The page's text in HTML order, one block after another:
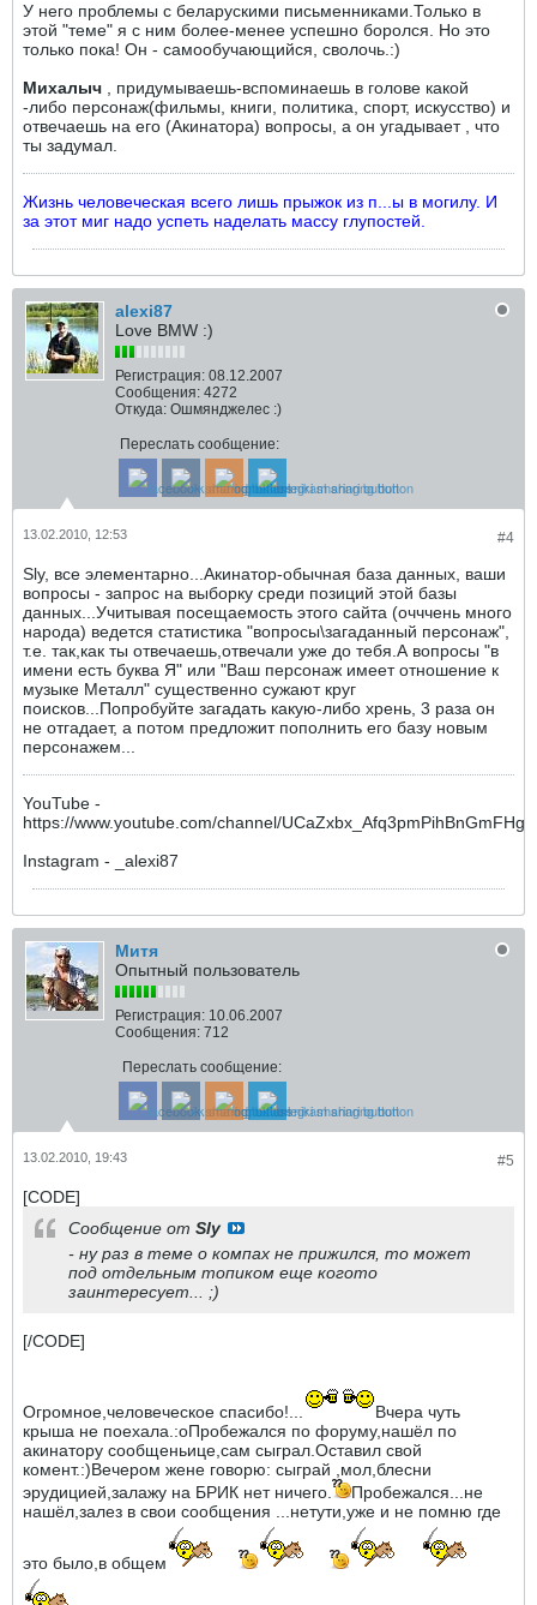
У него проблемы с беларускими письменниками.Только в
этой "теме" я с ним более-менее успешно боролся. Но это
только пока! Он - самообучающийся, сволочь.:)
Михалыч , придумываешь-вспоминаешь в голове какой
-либо персонаж(фильмы, книги, политика, спорт, искусство) и
отвечаешь на его (Акинатора) вопросы, а он угадывает , что
ты задумал.
Жизнь человеческая всего лишь прыжок из п...ы в могилу. И
за этот миг надо успеть наделать массу глупостей.
alexi87
Love BMW :)
Регистрация: 08.12.2007
Сообщения: 4272
Откуда: Ошмянджелес :)
Переслать сообщение:
#4
13.02.2010, 12:53
Sly, все элементарно...Акинатор-обычная база данных, ваши
вопросы - запрос на выборку среди позиций этой базы
данных...Учитывая посещаемость этого сайта (очччень много
народа) ведется статистика "вопросы\загаданный персонаж",
т.е. так,как ты отвечаешь,отвечали уже до тебя.А вопросы "в
имени есть буква Я" или "Ваш персонаж имеет отношение к
музыке Металл" существенно сужают круг
поисков...Попробуйте загадать какую-либо хрень, 3 раза он
не отгадает, а потом предложит пополнить его базу новым
персонажем...
YouTube -
https://www.youtube.com/channel/UCaZxbx_Afq3pmPihBnGmFHg
Instagram - _alexi87
Митя
Опытный пользователь
Регистрация: 10.06.2007
Сообщения: 712
Переслать сообщение:
#5
13.02.2010, 19:43
[CODE]
Сообщение от Sly
- ну раз в теме о компах не прижился, то может
под отдельным топиком еще когото
заинтересует... ;)
[/CODE]
Огромное,человеческое спасибо!...
Вчера чуть
крыша не поехала.:oПробежался по форуму,нашёл по
акинатору сообщеньице,сам сыграл.Оставил свой
комент.:)Вечером жене говорю: сыграй ,мол,блесни
эрудицией,залажу на БРИК нет ничего.
Пробежался...не
нашёл,залез в свои сообщения ...нетути,уже и не помню где
это было,в общем